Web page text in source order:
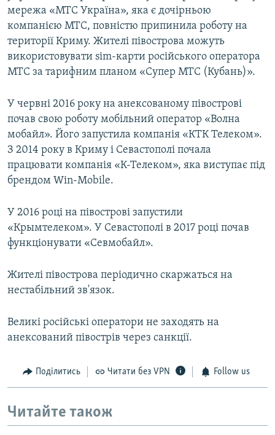
мережа «МТС Україна», яка є дочірньою
компанією МТС, повністю припинила роботу на
території Криму. Жителі півострова можуть
використовувати sim-карти російського оператора
МТС за тарифним планом «Супер МТС (Кубань)».
У червні 2016 року на анексованому півострові
почав свою роботу мобільний оператор «Волна
мобайл». Його запустила компанія «КТК Телеком».
З 2014 року в Криму і Севастополі почала
працювати компанія «К-Телеком», яка виступає під
брендом Win-Mobile.
У 2016 році на півострові запустили
«Крымтелеком». У Севастополі в 2017 році почав
функціонувати «Севмобайл».
Жителі півострова періодично скаржаться на
нестабільний зв'язок.
Великі російські оператори не заходять на
анексований півострів через санкції.
Поділитись Читати без VPN Follow us
Читайте також